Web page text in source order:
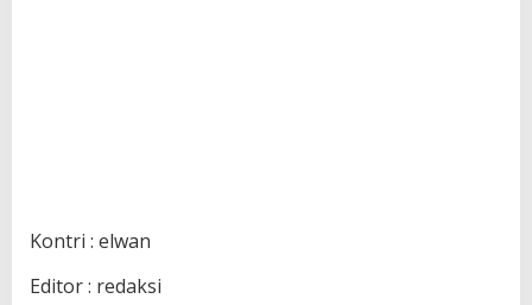
Kontri : elwan
Editor : redaksi